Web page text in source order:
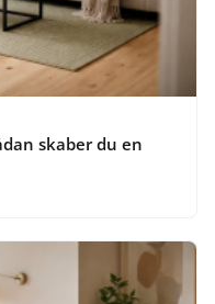
skaber du en